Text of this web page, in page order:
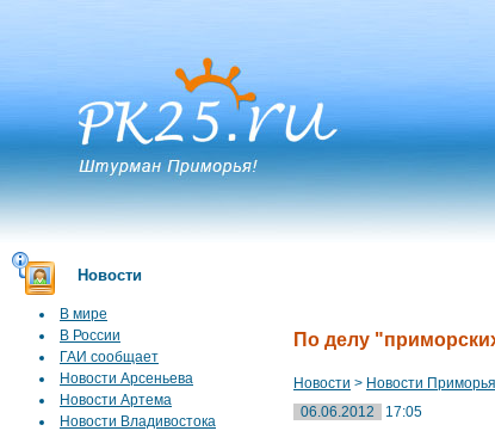
Новости
В мире
В России
ГАИ сообщает
Новости Арсеньева
Новости Артема
Новости Владивостока
По делу
Новости > Новости Приморья
06.06.2012
17:05